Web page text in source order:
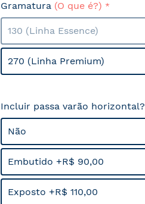
Gramatura (O que é?)
130 (Linha Essence)
270 (Linha Premium)
Incluir passa varão horizontal?
Não
Embutido +R$ 90,00
Exposto +R$ 110,00